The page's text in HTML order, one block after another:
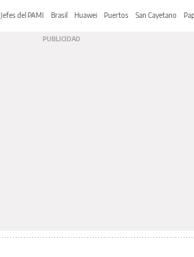
Jefes del PAMI Brasil Huawei Puertos San Cayetano